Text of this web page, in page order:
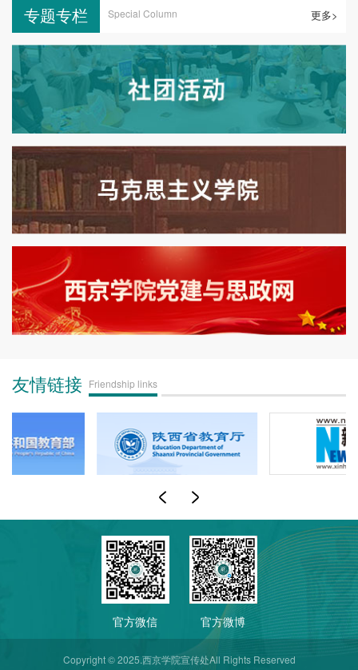
专题专栏 Special Column 更多>
友情链接 Friendship links
官方微信 官方微博
Copyright © 2025.西京学院宣传处All Rights Reserved